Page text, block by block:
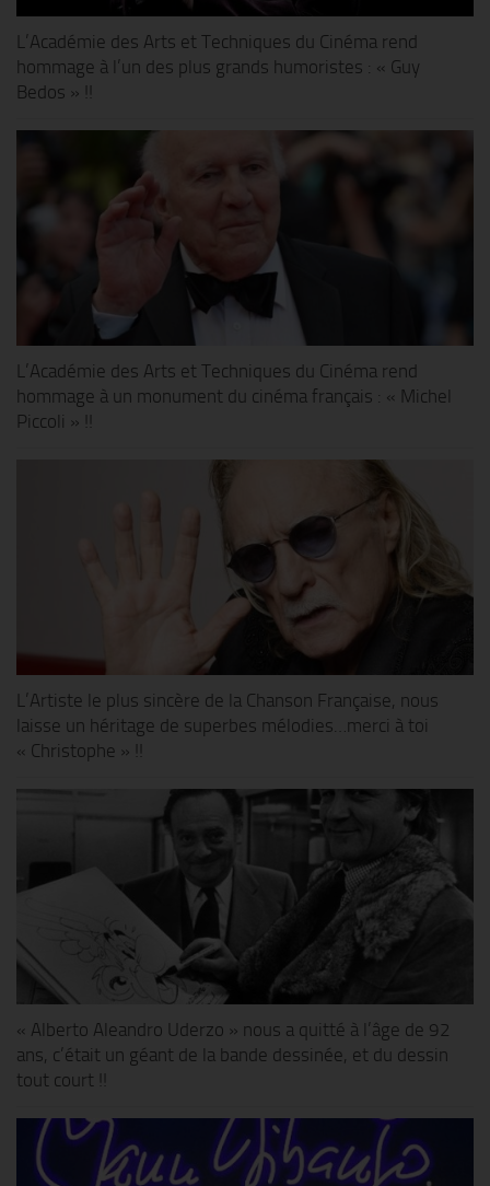
L’Académie des Arts et Techniques du Cinéma rend
hommage à l’un des plus grands humoristes : « Guy
Bedos » !!
L’Académie des Arts et Techniques du Cinéma rend
hommage à un monument du cinéma français : « Michel
Piccoli » !!
L’Artiste le plus sincère de la Chanson Française, nous
laisse un héritage de superbes mélodies…merci à toi
« Christophe » !!
« Alberto Aleandro Uderzo » nous a quitté à l’âge de 92
ans, c’était un géant de la bande dessinée, et du dessin
tout court !!